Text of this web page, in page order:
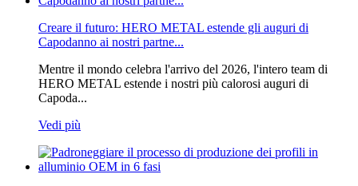
Creare il futuro: HERO METAL estende gli auguri di
Capodanno ai nostri partne...
Mentre il mondo celebra l'arrivo del 2026, l'intero team di
HERO METAL estende i nostri più calorosi auguri di
Capoda...
Vedi più